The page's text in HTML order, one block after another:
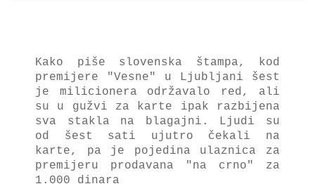
Kako piše slovenska štampa, kod
premijere "Vesne" u Ljubljani šest
je milicionera održavalo red, ali
su u gužvi za karte ipak razbijena
sva stakla na blagajni. Ljudi su
od šest sati ujutro čekali na
karte, pa je pojedina ulaznica za
premijeru prodavana "na crno" za
1.000 dinara